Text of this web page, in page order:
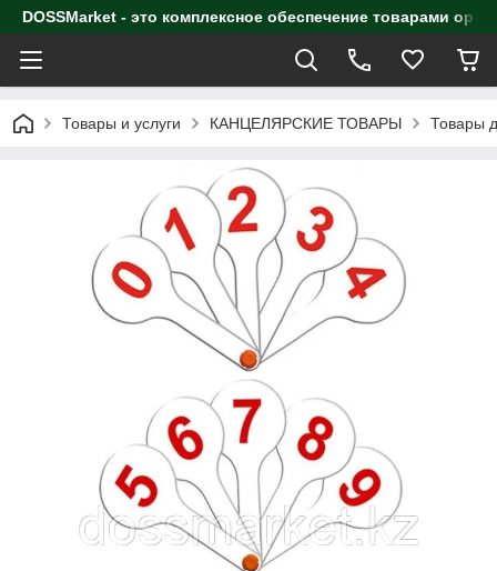
DOSSMarket - это комплексное обеспечение товарами
Товары и услуги КАНЦЕЛЯРСКИЕ ТОВАРЫ Товары